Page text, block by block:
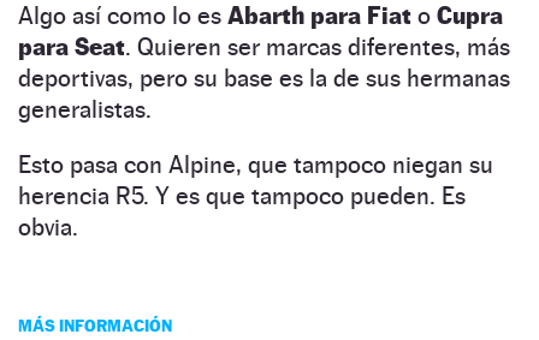
Algo así como lo es Abarth para Fiat o Cupra
para Seat. Quieren ser marcas diferentes, más
deportivas, pero su base es la de sus hermanas
generalistas.
Esto pasa con Alpine, que tampoco niegan su
herencia R5. Y es que tampoco pueden. Es
obvia.
MÁS INFORMACIÓN